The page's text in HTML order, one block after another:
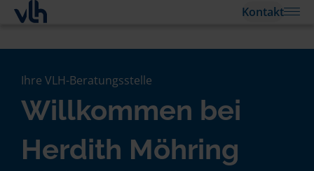
Kontakt
Ihre VLH-Beratungsstelle
Willkommen bei
Herdith Möhring